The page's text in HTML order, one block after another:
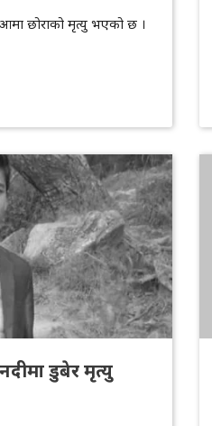
आमा छोराको मृत्यु भएको छ ।
डुबेर मृत्यु